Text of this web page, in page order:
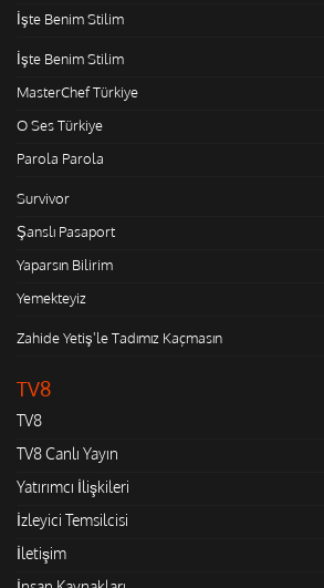
İşte Benim Stilim
İşte Benim Stilim
MasterChef Türkiye
O Ses Türkiye
Parola Parola
Survivor
Şanslı Pasaport
Yaparsın Bilirim
Yemekteyiz
Zahide Yetiş'le Tadımız Kaçmasın
TV8
TV8
TV8 Canlı Yayın
Yatırımcı İlişkileri
İzleyici Temsilcisi
İletişim